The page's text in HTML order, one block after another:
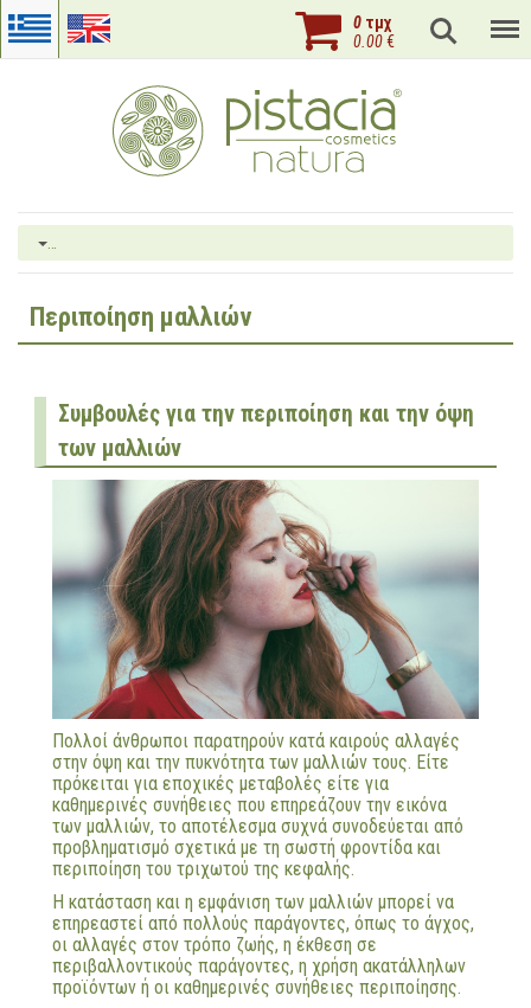
0 τμχ
0.00€
Περιποίηση μαλλιών
Συμβουλές για την περιποίηση και την όψη
των μαλλιών
Πολλοί άνθρωποι παρατηρούν κατά καιρούς αλλαγές
στην όψη και την πυκνότητα των μαλλιών τους. Είτε
πρόκειται για εποχικές μεταβολές είτε για
καθημερινές συνήθειες που επηρεάζουν την εικόνα
των μαλλιών, το αποτέλεσμα συχνά συνοδεύεται από
προβληματισμό σχετικά με τη σωστή φροντίδα και
περιποίηση του τριχωτού της κεφαλής.
Η κατάσταση και η εμφάνιση των μαλλιών μπορεί να
επηρεαστεί από πολλούς παράγοντες, όπως το άγχος,
οι αλλαγές στον τρόπο ζωής, η έκθεση σε
περιβαλλοντικούς παράγοντες, η χρήση ακατάλληλων
προϊόντων ή οι καθημερινές συνήθειες περιποίησης.